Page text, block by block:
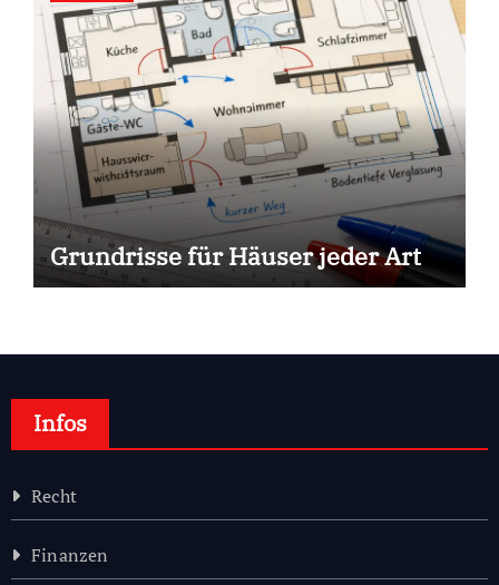
Grundrisse für Häuser jeder Art
Infos
Recht
Finanzen